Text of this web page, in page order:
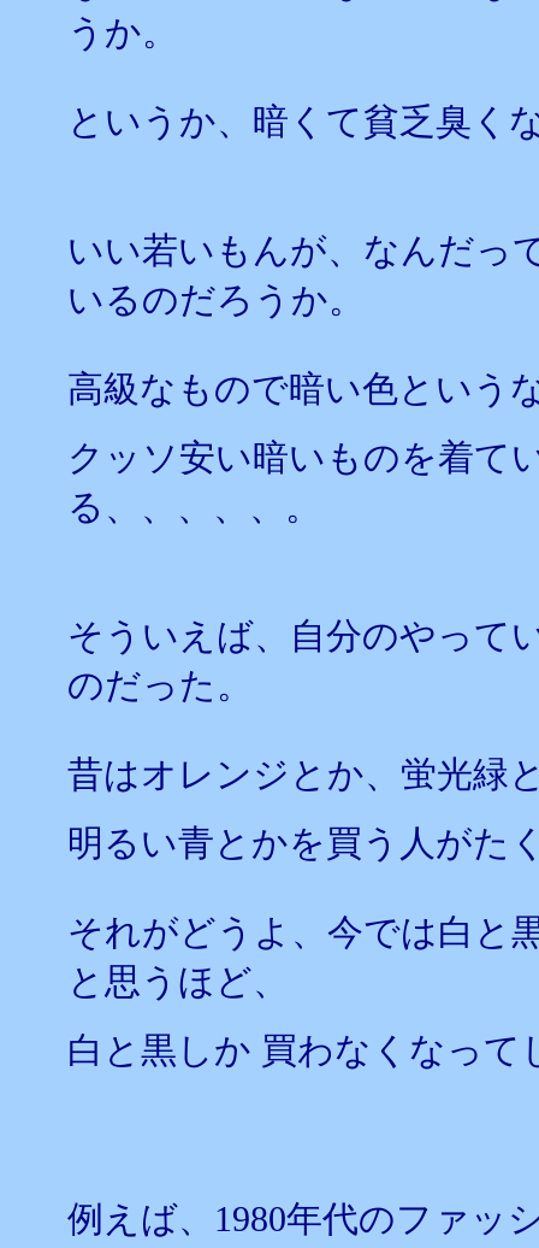
うか。
というか、暗くて貧乏臭く
いい若いもんが、なんだっ
いるのだろうか。
高級なもので暗い色という
クッソ安い暗いものを着て
る、、、、、。
そういえば、自分のやって
のだった。
昔はオレンジとか、蛍光緑
明るい青とかを買う人がた
それがどうよ、今では白と
と思うほど、
白と黒しか 買わなくなって
例えば、1980年代のファッ